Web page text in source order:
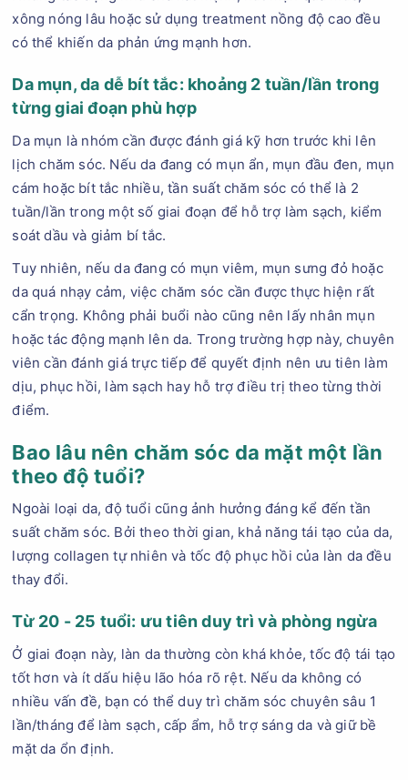
xông nóng lâu hoặc sử dụng treatment nồng độ cao đều
có thể khiến da phản ứng mạnh hơn.
Da mụn, da dễ bít tắc: khoảng 2 tuần/lần trong
từng giai đoạn phù hợp
Da mụn là nhóm cần được đánh giá kỹ hơn trước khi lên
lịch chăm sóc. Nếu da đang có mụn ẩn, mụn đầu đen, mụn
cám hoặc bít tắc nhiều, tần suất chăm sóc có thể là 2
tuần/lần trong một số giai đoạn để hỗ trợ làm sạch, kiểm
soát dầu và giảm bí tắc.
Tuy nhiên, nếu da đang có mụn viêm, mụn sưng đỏ hoặc
da quá nhạy cảm, việc chăm sóc cần được thực hiện rất
cẩn trọng. Không phải buổi nào cũng nên lấy nhân mụn
hoặc tác động mạnh lên da. Trong trường hợp này, chuyên
viên cần đánh giá trực tiếp để quyết định nên ưu tiên làm
dịu, phục hồi, làm sạch hay hỗ trợ điều trị theo từng thời
điểm.
Bao lâu nên chăm sóc da mặt một lần
theo độ tuổi?
Ngoài loại da, độ tuổi cũng ảnh hưởng đáng kể đến tần
suất chăm sóc. Bởi theo thời gian, khả năng tái tạo của da,
lượng collagen tự nhiên và tốc độ phục hồi của làn da đều
thay đổi.
Từ 20 - 25 tuổi: ưu tiên duy trì và phòng ngừa
Ở giai đoạn này, làn da thường còn khá khỏe, tốc độ tái tạo
tốt hơn và ít dấu hiệu lão hóa rõ rệt. Nếu da không có
nhiều vấn đề, bạn có thể duy trì chăm sóc chuyên sâu 1
lần/tháng để làm sạch, cấp ẩm, hỗ trợ sáng da và giữ bề
mặt da ổn định.